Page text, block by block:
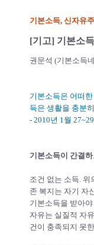
기본소득, 신자유
[기고] 기본소
권문석 (기본소득
기본소득은 어떠
득은 생활을 충분
- 2010년 1월
기본소득이 간결
조건 없는 소득. 위
존 복지는 자기 자
기본소득을 받아
자유는 실질적 자
건이 충족되지 못